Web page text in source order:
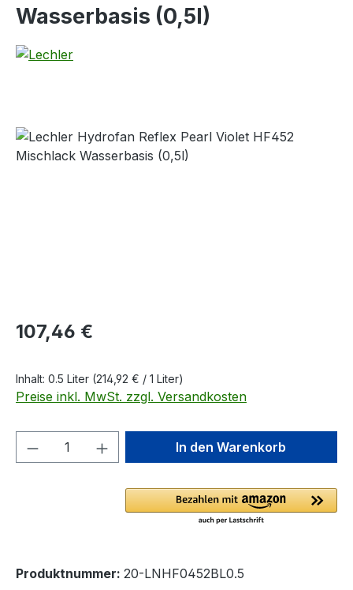
Wasserbasis (0,5l)
Bildergalerie überspringen
Regulärer Preis:
107,46 €
Inhalt: 0.5 Liter (214,92 € / 1 Liter)
Preise inkl. MwSt. zzgl. Versandkosten
Produkt Anzahl: Gib denIn den Warenkorb
Produktnummer: 20-LNHF0452BL0.5